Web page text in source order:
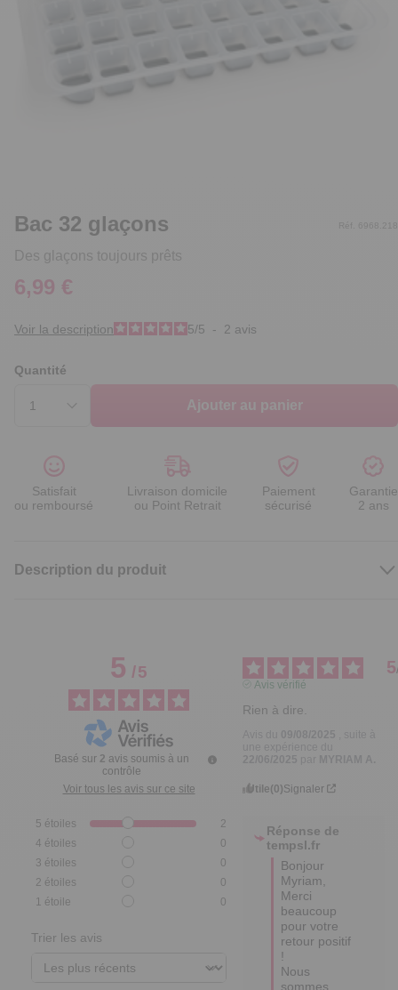
Bac 32 glaçons
Des glaçons toujours prêts
Réf. 6968.218
6,99 €
Voir la description 5/5 - 2 avis
Quantité
Ajouter au panier
Satisfait
ou remboursé
Livraison domicile
ou Point Retrait
Paiement
sécurisé
Garantie
2 ans
Description du produit
5/5
Basé sur 2 avis soumis à un
contrôle
Voir tous les avis sur ce site
5 étoiles
2
4 étoiles
0
3 étoiles
0
2 étoiles
0
1 étoile 0
Trier les avis
5
Avis vérifié
Rien à dire.
09/08/2025
, suite à
22/06/2025
MYRIAM A.
Utile(0)Signaler
Réponse de
tempsl.fr
Bonjour
Myriam,
Merci
beaucoup
pour votre
retour positif
!
Nous
sommes